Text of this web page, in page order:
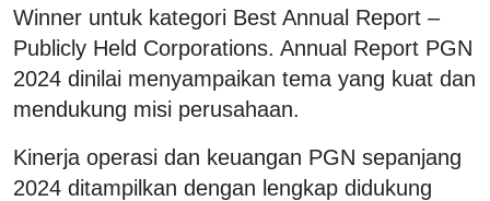
Winner untuk kategori Best Annual Report –
Publicly Held Corporations. Annual Report PGN
2024 dinilai menyampaikan tema yang kuat dan
mendukung misi perusahaan.
Kinerja operasi dan keuangan PGN sepanjang
2024 ditampilkan dengan lengkap didukung